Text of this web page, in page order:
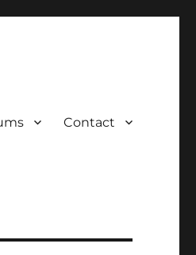
Contact